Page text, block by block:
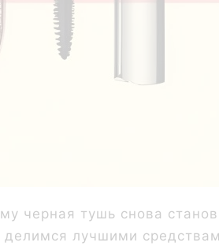
черная тушь снова
лучшими